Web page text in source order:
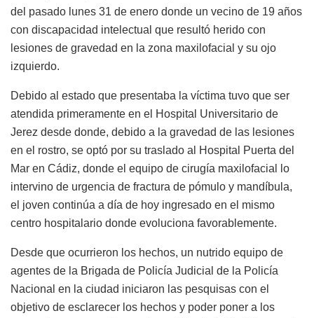
del pasado lunes 31 de enero donde un vecino de 19 años
con discapacidad intelectual que resultó herido con
lesiones de gravedad en la zona maxilofacial y su ojo
izquierdo.
Debido al estado que presentaba la víctima tuvo que ser
atendida primeramente en el Hospital Universitario de
Jerez desde donde, debido a la gravedad de las lesiones
en el rostro, se optó por su traslado al Hospital Puerta del
Mar en Cádiz, donde el equipo de cirugía maxilofacial lo
intervino de urgencia de fractura de pómulo y mandíbula,
el joven continúa a día de hoy ingresado en el mismo
centro hospitalario donde evoluciona favorablemente.
Desde que ocurrieron los hechos, un nutrido equipo de
agentes de la Brigada de Policía Judicial de la Policía
Nacional en la ciudad iniciaron las pesquisas con el
objetivo de esclarecer los hechos y poder poner a los